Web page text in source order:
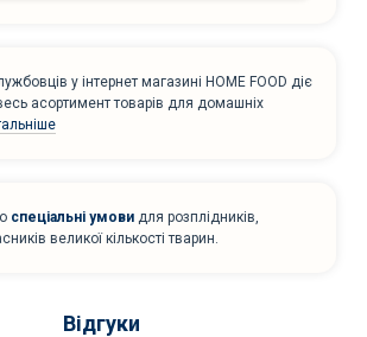
у інтернет магазині HOME FOOD діє
асортимент товарів для домашніх
спеціальні умови для розплідників,
великої кількості тварин.
Відгуки